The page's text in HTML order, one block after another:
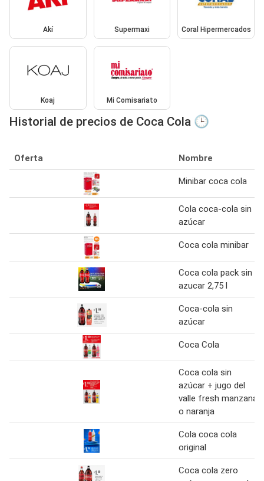
Akí Supermaxi Coral Hipermercados
Koaj Mi Comisariato
Historial de precios de Coca Cola 🕒
Oferta Nombre
Minibar coca cola
Cola coca-cola sin
azúcar
Coca cola minibar
Coca cola pack sin
azucar 2,75 l
Coca-cola sin
azúcar
Coca Cola
Coca cola sin
azúcar + jugo del
valle fresh manzana
o naranja
Cola coca cola
original
Coca cola zero